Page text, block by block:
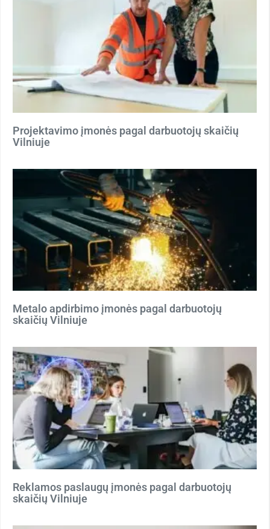
Projektavimo įmonės pagal darbuotojų skaičių
Vilniuje
Metalo apdirbimo įmonės pagal darbuotojų
skaičių Vilniuje
Reklamos paslaugų įmonės pagal darbuotojų
skaičių Vilniuje